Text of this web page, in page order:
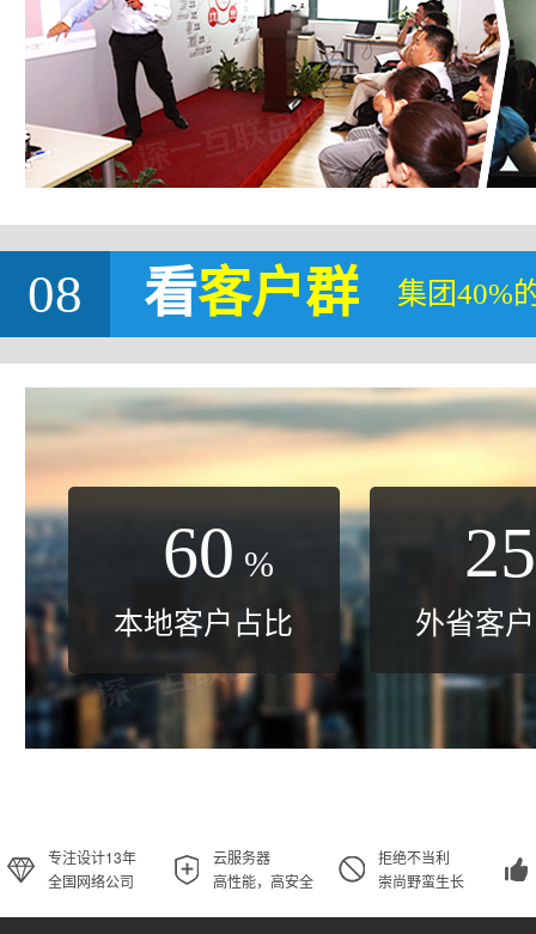
08 看客户群 集团40%
60 %
本地客户占比
25
外省客
专注设计13年
全国网络公司
云服务器
高性能，高安全
拒绝不当利
崇尚野蛮生长